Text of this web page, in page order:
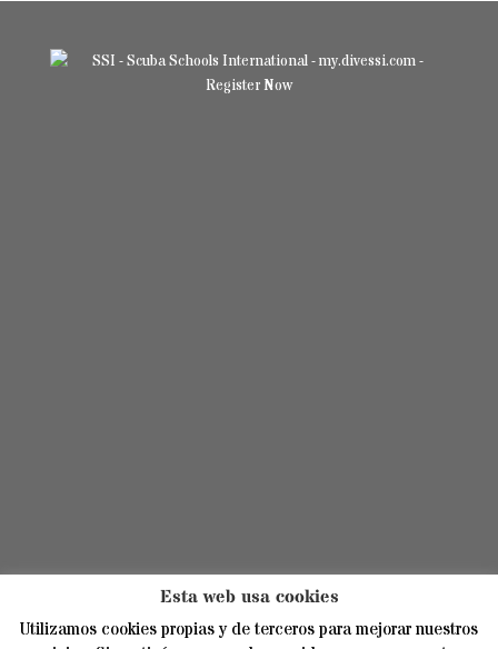
Esta web usa cookies
Utilizamos cookies propias y de terceros para mejorar nuestros